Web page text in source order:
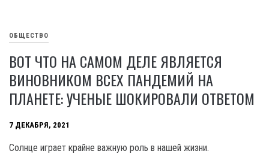
ОБЩЕСТВО
ВОТ ЧТО НА САМОМ ДЕЛЕ ЯВЛЯЕТСЯ
ВИНОВНИКОМ ВСЕХ ПАНДЕМИЙ НА
ПЛАНЕТЕ: УЧЕНЫЕ ШОКИРОВАЛИ ОТВЕТОМ
7 ДЕКАБРЯ, 2021
Солнце играет крайне важную роль в нашей жизни.